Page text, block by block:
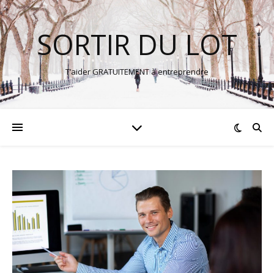
SORTIR DU LOT
T’aider GRATUITEMENT à entreprendre